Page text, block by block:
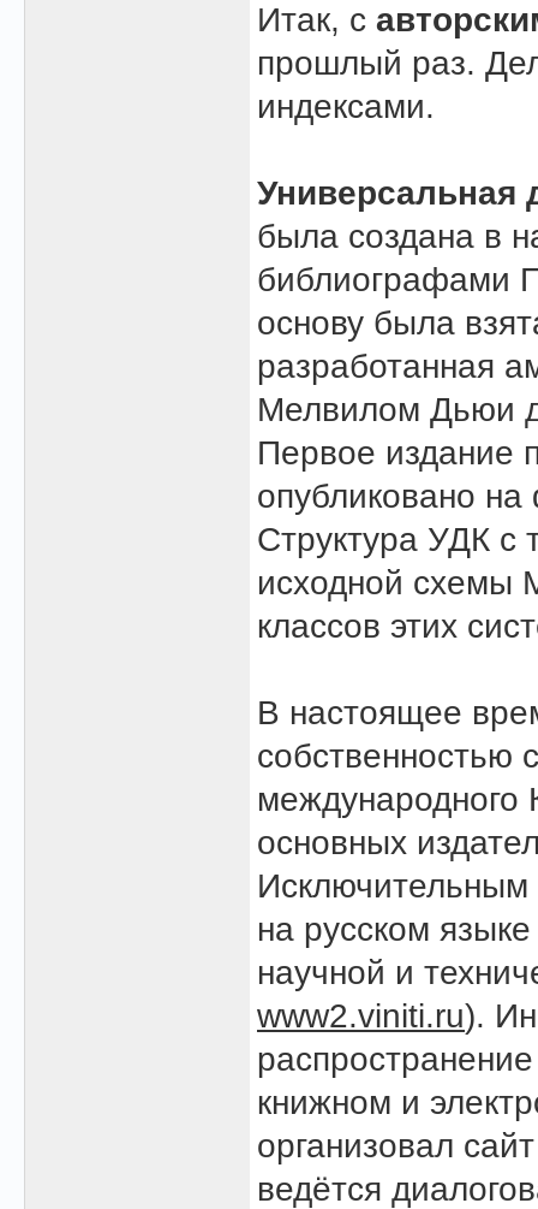
Итак, с
прошлый раз.
индексами.
Универсальная
была создана в
библиографами
основу была
разработанная
Мелвилом Дьюи
Первое издание
опубликовано на
Структура УДК с
исходной схемы
классов этих
В настоящее
собственностью
основных
на русском
научной и
www2.viniti.ru).
книжном и
организовал
ведётся